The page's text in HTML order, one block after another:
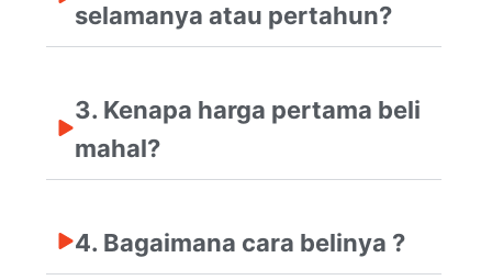
selamanya atau pertahun?
3. Kenapa harga pertama beli
mahal?
4. Bagaimana cara belinya ?